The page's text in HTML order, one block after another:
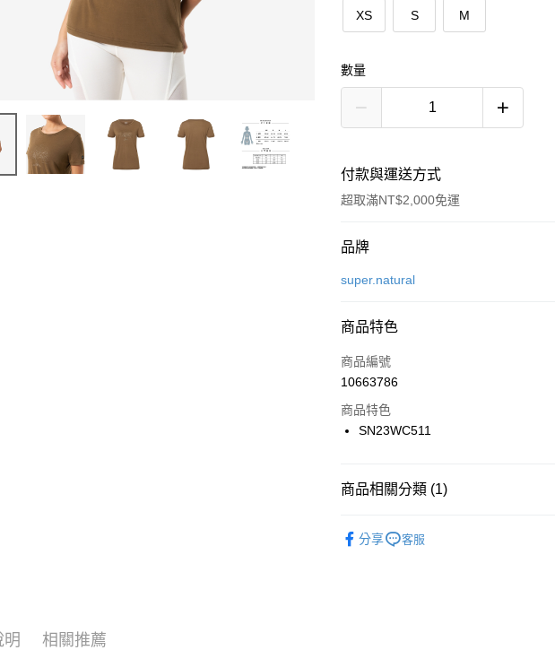
XS S M
數量
付款與運送方式
超取滿NT$2,000免運
付款方式
信用卡一次付款
街口支付
悠遊付
一般全家取貨
品牌
super.natural
商品特色
商品編號
10663786
商品特色
SN23WC511
商品相關分類 (1)
分享
客服
明 相關推薦